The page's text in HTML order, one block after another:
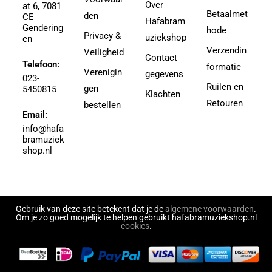
Agricole-Genin, Paul
Aguilar, Walter Leon
Aguilera, Christina
Ahbez, Eden
Ahle, Johann R.
Ahronheim, Albert
Airto Moreira Ramon Zenker
Aitken
Aitken, Robert
Al Hirt
Al-Odeh, Simon
Alain Silvestri
3.5
30
3e divisie
4
4,5
4,5 (3e divisie)
4.5
6
7
43497
43526
at 6, 7081
CE
Gendering
en
Telefoon:
023-
5450815
Email:
info@hafa
bramuziek
shop.nl
den
Privacy &
Veiligheid
Verenigin
gen
bestellen
Over
Hafabram
uziekshop
Contact
gegevens
Klachten
Betaalmet
hode
Verzendin
formatie
Ruilen en
Retouren
Gebruik van deze site betekent dat je dealgemene voorwaarden.
Om je zo goed mogelijk te helpen gebruikt hafabramuziekshop.nl
cookies.